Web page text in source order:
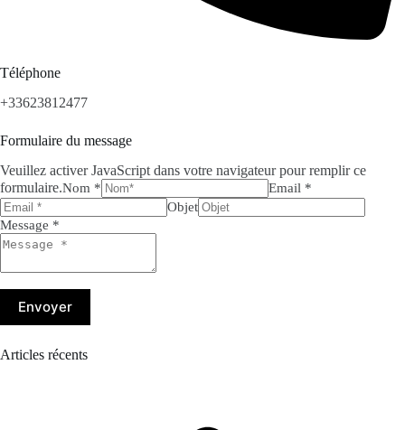
Téléphone
+33623812477
Formulaire du message
Veuillez activer JavaScript dans votre navigateur pour remplir ce
formulaire.Nom *
Email *
Objet
Message *
Envoyer
Articles récents